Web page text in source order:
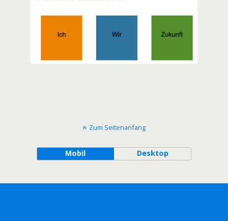
Zum Seitenanfang
Mobil Desktop